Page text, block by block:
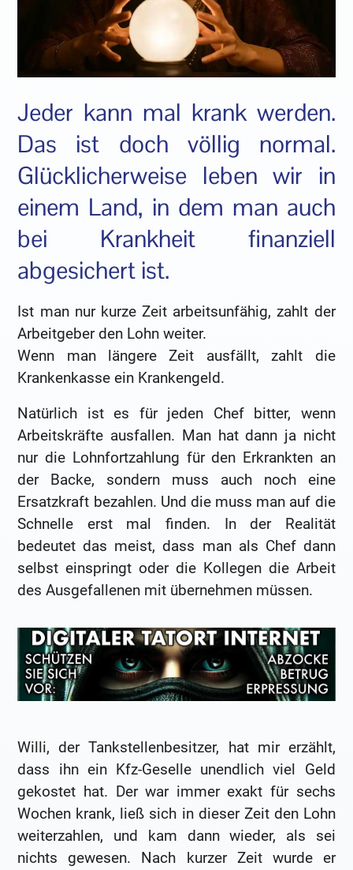
Jeder kann mal krank werden.
Das ist doch völlig normal.
Glücklicherweise leben wir in
einem Land, in dem man auch
bei Krankheit finanziell
abgesichert ist.
Ist man nur kurze Zeit arbeitsunfähig, zahlt der
Arbeitgeber den Lohn weiter.
Wenn man längere Zeit ausfällt, zahlt die
Krankenkasse ein Krankengeld.
Natürlich ist es für jeden Chef bitter, wenn
Arbeitskräfte ausfallen. Man hat dann ja nicht
nur die Lohnfortzahlung für den Erkrankten an
der Backe, sondern muss auch noch eine
Ersatzkraft bezahlen. Und die muss man auf die
Schnelle erst mal finden. In der Realität
bedeutet das meist, dass man als Chef dann
selbst einspringt oder die Kollegen die Arbeit
des Ausgefallenen mit übernehmen müssen.
Willi, der Tankstellenbesitzer, hat mir erzählt,
dass ihn ein Kfz-Geselle unendlich viel Geld
gekostet hat. Der war immer exakt für sechs
Wochen krank, ließ sich in dieser Zeit den Lohn
weiterzahlen, und kam dann wieder, als sei
nichts gewesen. Nach kurzer Zeit wurde er